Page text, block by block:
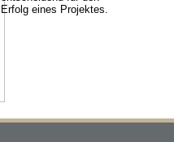
Erfolg eines Projektes.